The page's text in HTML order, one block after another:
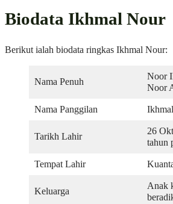
Biodata Ikhmal Nour
Berikut ialah biodata ringkas Ikhmal Nour:
Nama Penuh
Noor
Noor
Nama Panggilan
Tarikh Lahir
26
tahun
Tempat Lahir
Keluarga
Anak